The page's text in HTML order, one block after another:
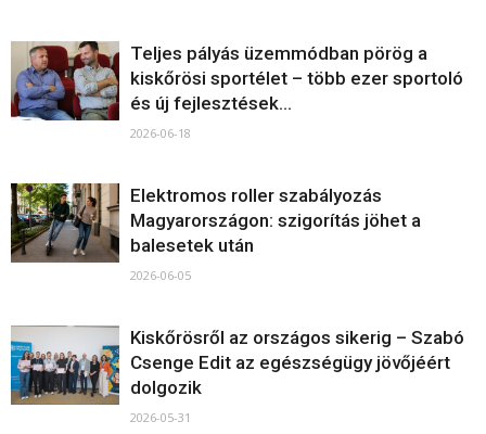
Teljes pályás üzemmódban pörög a
kiskőrösi sportélet – több ezer sportoló
és új fejlesztések...
2026-06-18
Elektromos roller szabályozás
Magyarországon: szigorítás jöhet a
balesetek után
2026-06-05
Kiskőrösről az országos sikerig – Szabó
Csenge Edit az egészségügy jövőjéért
dolgozik
2026-05-31